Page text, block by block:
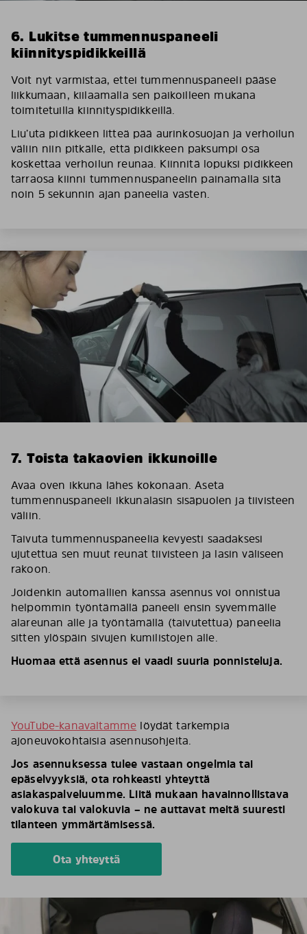
6. Lukitse tummennuspaneeli
kiinnityspidikkeillä
Voit nyt varmistaa, ettei tummennuspaneeli pääse
liikkumaan, kiilaamalla sen paikoilleen mukana
toimitetuilla kiinnityspidikkeillä.
Liu’uta pidikkeen litteä pää aurinkosuojan ja verhoilun
väliin niin pitkälle, että pidikkeen paksumpi osa
koskettaa verhoilun reunaa. Kiinnitä lopuksi pidikkeen
tarraosa kiinni tummennuspaneelin painamalla sitä
noin 5 sekunnin ajan paneelia vasten.
7. Toista takaovien ikkunoille
Avaa oven ikkuna lähes kokonaan. Aseta
tummennuspaneeli ikkunalasin sisäpuolen ja tiivisteen
väliin.
Taivuta tummennuspaneelia kevyesti saadaksesi
ujutettua sen muut reunat tiivisteen ja lasin väliseen
rakoon.
Joidenkin automallien kanssa asennus voi onnistua
helpommin työntämällä paneeli ensin syvemmälle
alareunan alle ja työntämällä (taivutettua) paneelia
sitten ylöspäin sivujen kumilistojen alle.
Huomaa että asennus ei vaadi suuria ponnisteluja.
YouTube-kanavaltamme löydät tarkempia
ajoneuvokohtaisia asennusohjeita.
Jos asennuksessa tulee vastaan ongelmia tai
epäselvyyksiä, ota rohkeasti yhteyttä
asiakaspalveluumme. Liitä mukaan havainnollistava
valokuva tai valokuvia – ne auttavat meitä suuresti
tilanteen ymmärtämisessä.
Ota yhteyttä